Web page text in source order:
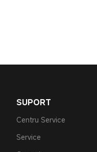
SUPORT
Centru Service
Service